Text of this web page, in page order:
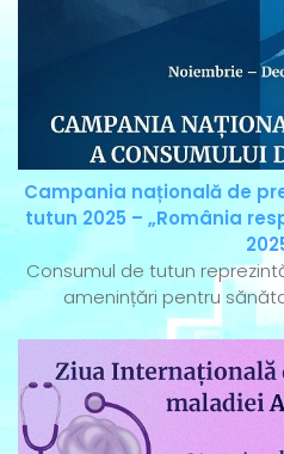
Campania națională de
tutun 2025 – „România
Consumul de tutun
amenințări pentru